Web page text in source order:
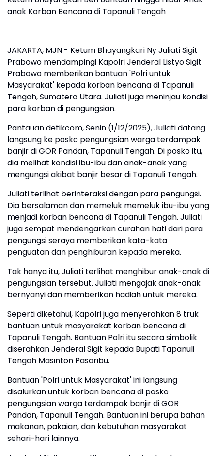
anak Korban Bencana di Tapanuli Tengah
JAKARTA, MJN - Ketum Bhayangkari Ny Juliati Sigit
Prabowo mendampingi Kapolri Jenderal Listyo Sigit
Prabowo memberikan bantuan 'Polri untuk
Masyarakat' kepada korban bencana di Tapanuli
Tengah, Sumatera Utara. Juliati juga meninjau kondisi
para korban di pengungsian.
Pantauan detikcom, Senin (1/12/2025), Juliati datang
langsung ke posko pengungsian warga terdampak
banjir di GOR Pandan, Tapanuli Tengah. Di posko itu,
dia melihat kondisi ibu-ibu dan anak-anak yang
mengungsi akibat banjir besar di Tapanuli Tengah.
Juliati terlihat berinteraksi dengan para pengungsi.
Dia bersalaman dan memeluk memeluk ibu-ibu yang
menjadi korban bencana di Tapanuli Tengah. Juliati
juga sempat mendengarkan curahan hati dari para
pengungsi seraya memberikan kata-kata
penguatan dan penghiburan kepada mereka.
Tak hanya itu, Juliati terlihat menghibur anak-anak di
pengungsian tersebut. Juliati mengajak anak-anak
bernyanyi dan memberikan hadiah untuk mereka.
Seperti diketahui, Kapolri juga menyerahkan 8 truk
bantuan untuk masyarakat korban bencana di
Tapanuli Tengah. Bantuan Polri itu secara simbolik
diserahkan Jenderal Sigit kepada Bupati Tapanuli
Tengah Masinton Pasaribu.
Bantuan 'Polri untuk Masyarakat' ini langsung
disalurkan untuk korban bencana di posko
pengungsian warga terdampak banjir di GOR
Pandan, Tapanuli Tengah. Bantuan ini berupa bahan
makanan, pakaian, dan kebutuhan masyarakat
sehari-hari lainnya.